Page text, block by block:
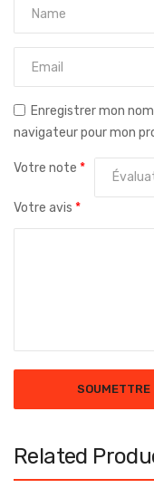
Enregistrer mon
navigateur pour mon
Votre note *
Votre avis *
Related